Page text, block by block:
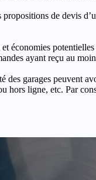
de devis
potentielles
ayant reçu au
garages peuvent
hors ligne, etc. Par